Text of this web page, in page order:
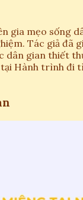
gia mẹo sống
Tác giả đã
dân gian thiết
tại Hành trình